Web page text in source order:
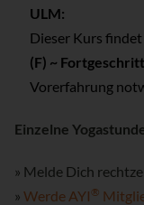
ULM:
Dieser Kurs
(F) ~
Vorerfahrung
Einzelne
» Melde Dich
» Werde AYI ®